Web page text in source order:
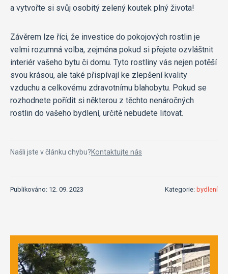
a vytvořte si svůj osobitý zelený koutek plný života!
Závěrem lze říci, že investice do pokojových rostlin je
velmi rozumná volba, zejména pokud si přejete ozvláštnit
interiér vašeho bytu či domu. Tyto rostliny vás nejen potěší
svou krásou, ale také přispívají ke zlepšení kvality
vzduchu a celkovému zdravotnímu blahobytu. Pokud se
rozhodnete pořídit si některou z těchto nenáročných
rostlin do vašeho bydlení, určitě nebudete litovat.
Našli jste v článku chybu?Kontaktujte nás
Publikováno: 12. 09. 2023 Kategorie: bydlení